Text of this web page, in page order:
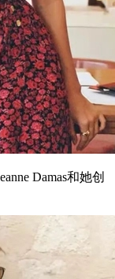
Damas和她创